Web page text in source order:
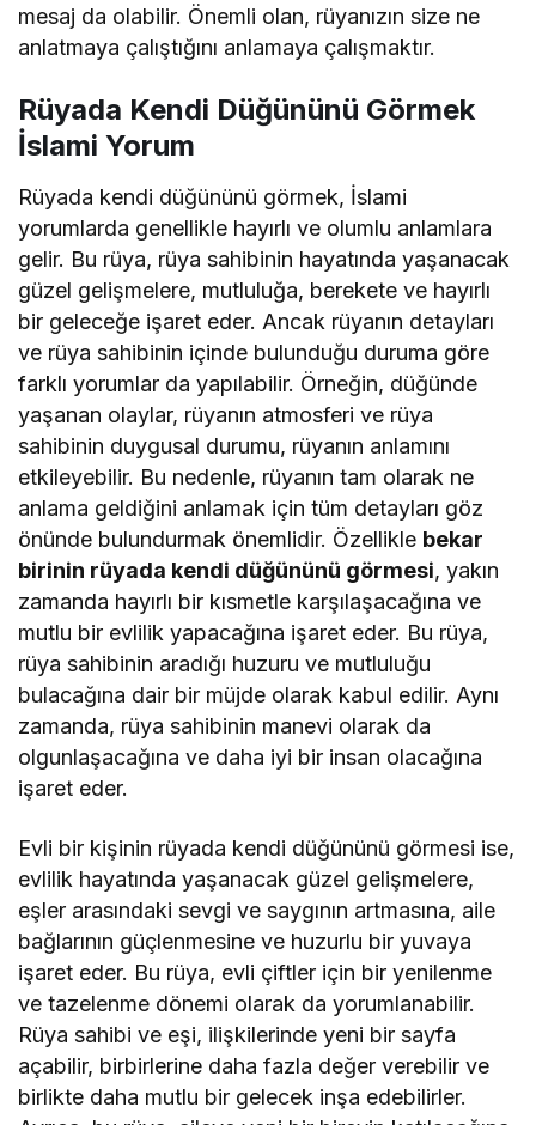
mesaj da olabilir. Önemli olan, rüyanızın size ne
anlatmaya çalıştığını anlamaya çalışmaktır.
Rüyada Kendi Düğününü Görmek
İslami Yorum
Rüyada kendi düğününü görmek, İslami
yorumlarda genellikle hayırlı ve olumlu anlamlara
gelir. Bu rüya, rüya sahibinin hayatında yaşanacak
güzel gelişmelere, mutluluğa, berekete ve hayırlı
bir geleceğe işaret eder. Ancak rüyanın detayları
ve rüya sahibinin içinde bulunduğu duruma göre
farklı yorumlar da yapılabilir. Örneğin, düğünde
yaşanan olaylar, rüyanın atmosferi ve rüya
sahibinin duygusal durumu, rüyanın anlamını
etkileyebilir. Bu nedenle, rüyanın tam olarak ne
anlama geldiğini anlamak için tüm detayları göz
önünde bulundurmak önemlidir. Özellikle bekar
birinin rüyada kendi düğününü görmesi, yakın
zamanda hayırlı bir kısmetle karşılaşacağına ve
mutlu bir evlilik yapacağına işaret eder. Bu rüya,
rüya sahibinin aradığı huzuru ve mutluluğu
bulacağına dair bir müjde olarak kabul edilir. Aynı
zamanda, rüya sahibinin manevi olarak da
olgunlaşacağına ve daha iyi bir insan olacağına
işaret eder.
Evli bir kişinin rüyada kendi düğününü görmesi ise,
evlilik hayatında yaşanacak güzel gelişmelere,
eşler arasındaki sevgi ve saygının artmasına, aile
bağlarının güçlenmesine ve huzurlu bir yuvaya
işaret eder. Bu rüya, evli çiftler için bir yenilenme
ve tazelenme dönemi olarak da yorumlanabilir.
Rüya sahibi ve eşi, ilişkilerinde yeni bir sayfa
açabilir, birbirlerine daha fazla değer verebilir ve
birlikte daha mutlu bir gelecek inşa edebilirler.